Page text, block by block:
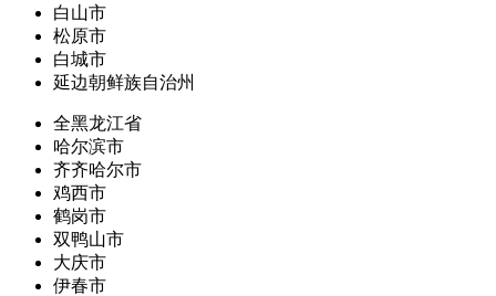
白山市
松原市
白城市
延边朝鲜族自治州
全黑龙江省
哈尔滨市
齐齐哈尔市
鸡西市
鹤岗市
双鸭山市
大庆市
伊春市